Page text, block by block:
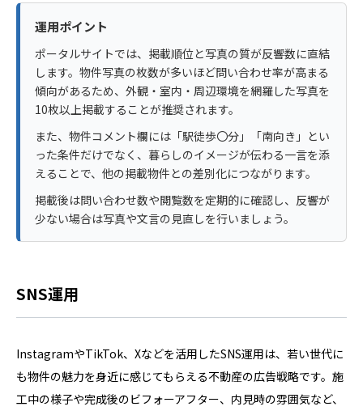
運用ポイント
ポータルサイトでは、掲載順位と写真の質が反響数に直結
します。物件写真の枚数が多いほど問い合わせ率が高まる
傾向があるため、外観・室内・周辺環境を網羅した写真を
10枚以上掲載することが推奨されます。
また、物件コメント欄には「駅徒歩〇分」「南向き」とい
った条件だけでなく、暮らしのイメージが伝わる一言を添
えることで、他の掲載物件との差別化につながります。
掲載後は問い合わせ数や閲覧数を定期的に確認し、反響が
少ない場合は写真や文言の見直しを行いましょう。
SNS運用
InstagramやTikTok、Xなどを活用したSNS運用は、若い世代に
も物件の魅力を身近に感じてもらえる不動産の広告戦略です。施
工中の様子や完成後のビフォーアフター、内見時の雰囲気など、